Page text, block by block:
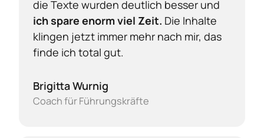
ich spare enorm viel Zeit. Die Inhalte
klingen jetzt immer mehr nach mir, das
finde ich total gut.
Brigitta Wurnig
Coach für Führungskräfte